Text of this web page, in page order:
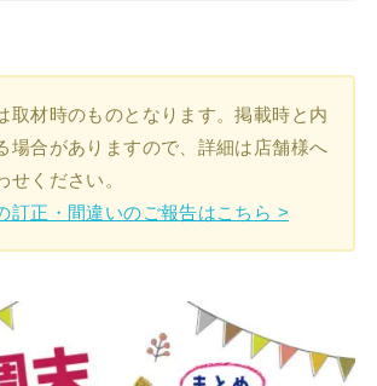
取材時のものとなります。掲載時と内
場合がありますので、詳細は店舗様へ
せください。
訂正・間違いのご報告はこちら >